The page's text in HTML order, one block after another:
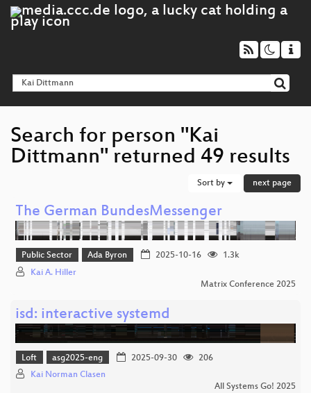
Search for person "Kai
Dittmann" returned 49 results
Sort by next page
The German BundesMessenger
Public Sector Ada Byron 2025-10-16
1.3k
Kai A. Hiller
Matrix Conference 2025
isd: interactive systemd
Loft asg2025-eng 2025-09-30
206
Kai Norman Clasen
All Systems Go! 2025